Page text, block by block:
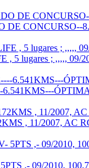
DE CONCURSO--
5 lugares ; ,,,,, 09/
6.541KMS---
, 11/2007, AC
,- 09/2010,